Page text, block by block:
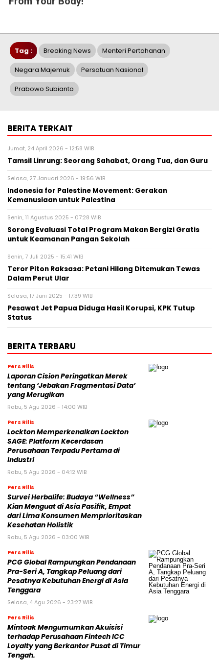
Tag : Breaking News Menteri Pertahanan
Negara Majemuk Persatuan Nasional
Prabowo Subianto
BERITA TERKAIT
Jumat, 24 April 2026 - 12:58 WIB
Tamsil Linrung: Seorang Sahabat, Orang Tua, dan Guru
Selasa, 27 Januari 2026 - 19:56 WIB
Indonesia for Palestine Movement: Gerakan
Kemanusiaan untuk Palestina
Senin, 11 Agustus 2025 - 07:28 WIB
Sorong Evaluasi Total Program Makan Bergizi Gratis
untuk Keamanan Pangan Sekolah
Senin, 7 Juli 2025 - 15:41 WIB
Teror Piton Raksasa: Petani Hilang Ditemukan Tewas
Dalam Perut Ular
Selasa, 17 Juni 2025 - 17:39 WIB
Pesawat Jet Papua Diduga Hasil Korupsi, KPK Tutup
Status
BERITA TERBARU
Pers Rilis
Laporan Cision Peringatkan Merek
tentang ‘Jebakan Fragmentasi Data’
yang Merugikan
Rabu, 5 Agu 2026 - 14:00 WIB
Pers Rilis
Lockton Memperkenalkan Lockton
SAGE: Platform Kecerdasan
Perusahaan Terpadu Pertama di
Industri
Rabu, 5 Agu 2026 - 04:12 WIB
Pers Rilis
Survei Herbalife: Budaya “Wellness”
Kian Menguat di Asia Pasifik, Empat
dari Lima Konsumen Memprioritaskan
Kesehatan Holistik
Rabu, 5 Agu 2026 - 03:00 WIB
Pers Rilis
PCG Global Rampungkan Pendanaan
Pra-Seri A, Tangkap Peluang dari
Pesatnya Kebutuhan Energi di Asia
Tenggara
Selasa, 4 Agu 2026 - 23:27 WIB
Pers Rilis
Mintoak Mengumumkan Akuisisi
terhadap Perusahaan Fintech ICC
Loyalty yang Berkantor Pusat di Timur
Tengah.